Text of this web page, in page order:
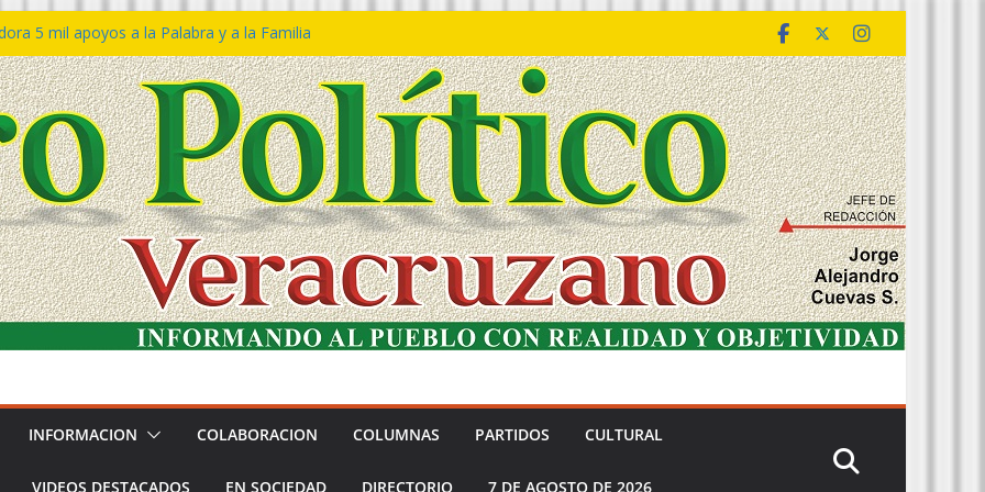
5 mil apoyos a la Palabra y a la Familia
Declaraciones de Procedencia en contra
𝙂𝙤𝙗𝙞𝙚𝙧𝙣𝙤 𝙙𝙚𝙡 𝙀𝙨𝙩𝙖𝙙𝙤 𝙖 𝙙𝙞𝙨𝙛𝙧𝙪𝙩𝙖𝙧
𝙙𝙚𝙡 𝙈𝙖𝙧 𝙚𝙣 𝘾𝙤𝙖𝙩𝙯𝙖𝙘𝙤𝙖𝙡𝙘𝙤𝙨
de policías con vocación de servicio y
SSP
Bravo rechaza acusaciones y asegura que
solicitud de desafuero
INFORMACION COLABORACION COLUMNAS PARTIDOS CULTURAL
VIDEOS DESTACADOS EN SOCIEDAD DIRECTORIO 7 DE AGOSTO DE 2026